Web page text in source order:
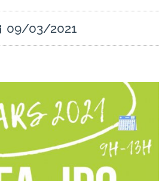
09/03/2021